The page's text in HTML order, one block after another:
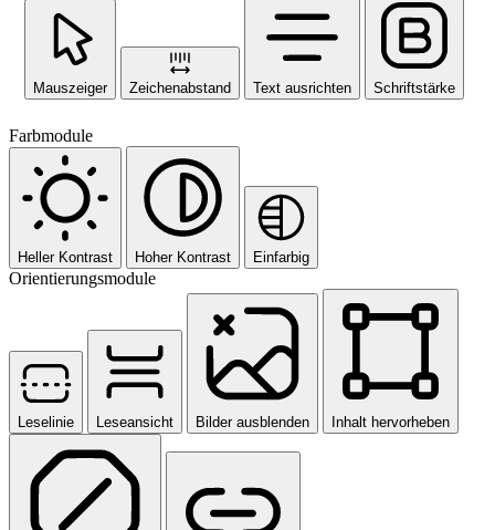
Mauszeiger Zeichenabstand Text ausrichten Schriftstärke
Farbmodule
Heller Kontrast Hoher Kontrast Einfarbig
Orientierungsmodule
Leselinie Leseansicht Bilder ausblenden Inhalt hervorheben